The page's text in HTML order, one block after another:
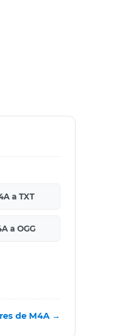
a TXT
a OGG
de M4A →